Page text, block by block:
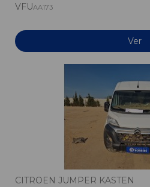
VFUAA173
Ver
CITROEN JUMPER KASTEN